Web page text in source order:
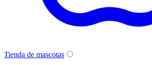
Tienda de mascotas